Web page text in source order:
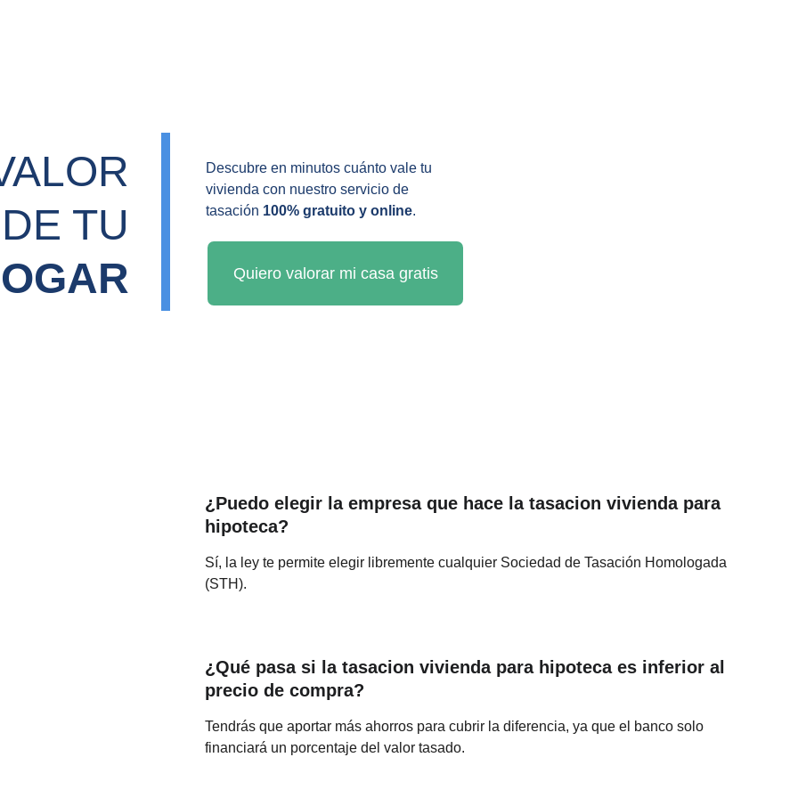
DE TU
Quiero valorar mi casa gratis
Descubre en minutos cuánto vale tu
vivienda con nuestro servicio de
tasación 100% gratuito y online.
¿Puedo elegir la empresa que hace la tasacion vivienda para
hipoteca?
Sí, la ley te permite elegir libremente cualquier Sociedad de Tasación Homologada
(STH).
¿Qué pasa si la tasacion vivienda para hipoteca es inferior al
precio de compra?
Tendrás que aportar más ahorros para cubrir la diferencia, ya que el banco solo
financiará un porcentaje del valor tasado.